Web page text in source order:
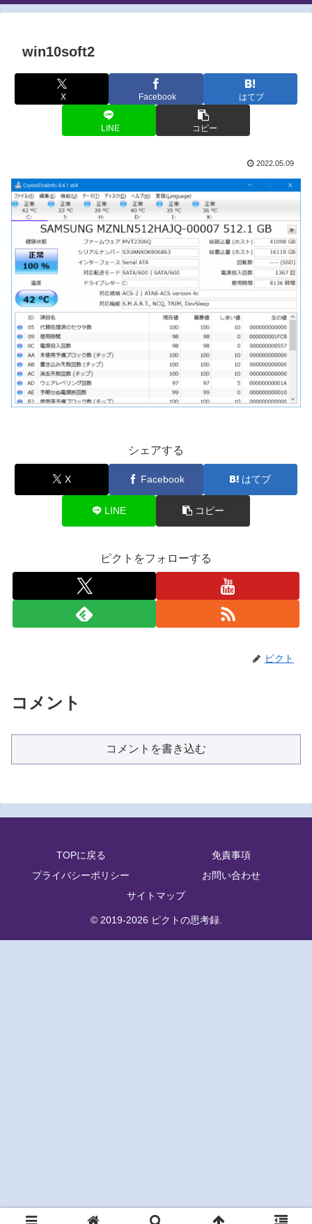
win10soft2
X Facebook はてブ
LINE コピー
2022.05.09
シェアする
X Facebook はてブ
LINE コピー
ピクトをフォローする
ピクト
コメント
コメントを書き込む
TOPに戻る
免責事項
プライバシーポリシー
お問い合わせ
サイトマップ
© 2019-2026 ピクトの思考録.